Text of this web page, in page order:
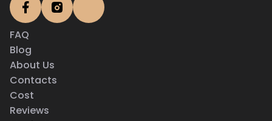
FAQ
Blog
About Us
Contacts
Cost
Reviews